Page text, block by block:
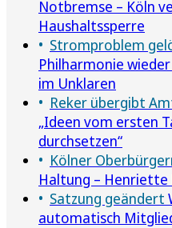
Notbremse – Köln
Haushaltssperre
Stromproblem
Philharmonie
im Unklaren
Reker übergibt
„Ideen vom ersten
durchsetzen“
Kölner
Haltung –
Satzung geändert
automatisch